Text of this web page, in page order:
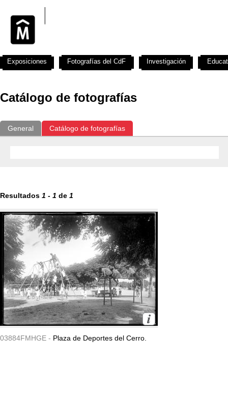
Catálogo de fotografías
General Catálogo de fotografías
Resultados 1 - 1 de 1
03884FMHGE - Plaza de Deportes del Cerro.
Exposiciones Fotografías del CdF Investigación